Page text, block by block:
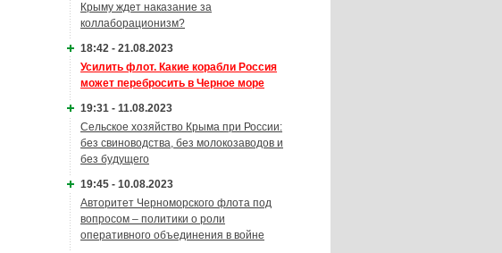
Крыму ждет наказание за
коллаборационизм?
18:42 - 21.08.2023
Усилить флот. Какие корабли Россия
может перебросить в Черное море
19:31 - 11.08.2023
Сельское хозяйство Крыма при России:
без свиноводства, без молокозаводов и
без будущего
19:45 - 10.08.2023
Авторитет Черноморского флота под
вопросом – политики о роли
оперативного объединения в войне